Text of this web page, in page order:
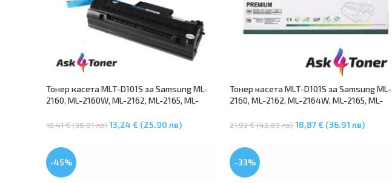
Тонер касета MLT-D101S за Samsung ML-
2160, ML-2160W, ML-2162, ML-2165, ML-
SCX-3405, SCX-3405F, SCX-3405W, SF-760P
18,41 € (36.01 лв)13,24 € (25.90 лв)
Тонер касета MLT-D101S за Samsung ML-
2160, ML-2162, ML-2164W, ML-2165, ML-
3405F, SCX-3405FW
21,93 € (42.89 лв)18,87 € (36.91 лв)
-45% -33%